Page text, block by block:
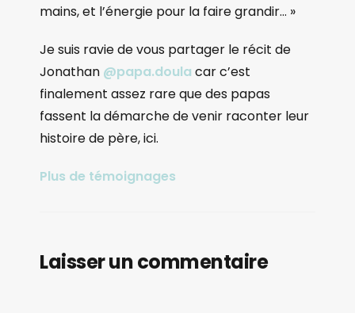
mains, et l’énergie pour la faire grandir… »
Je suis ravie de vous partager le récit de
Jonathan @papa.doula car c’est
finalement assez rare que des papas
fassent la démarche de venir raconter leur
histoire de père, ici.
Plus de témoignages
Laisser un commentaire